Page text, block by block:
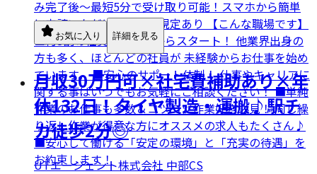
み完了後～最短5分で受け取り可能！スマホから簡単
に申請いただけます！※規定あり 【こんな職場です】
■約8割の社員が未経験からスタート！ 他業界出身の
方も多く、ほとんどの社員が 未経験からお仕事を始め
ています。 ■安心のサポート体制！ 仕事やキャリアに
関する事はいつでもお気軽にご相談ください！ ■単純
作業のお仕事も多数＆コツコツ作業好き必見！ 同じ繰
り返し作業が得意な方にオススメの求人もたくさん♪
■安心して働ける「安定の環境」と「充実の待遇」を
お約束します！
お気に入り 詳細を見る
月収30万円可×社宅費補助あり×年
休132日！タイヤ製造・運搬♪駅チ
カ徒歩2分◎
UTエージェント株式会社 中部CS